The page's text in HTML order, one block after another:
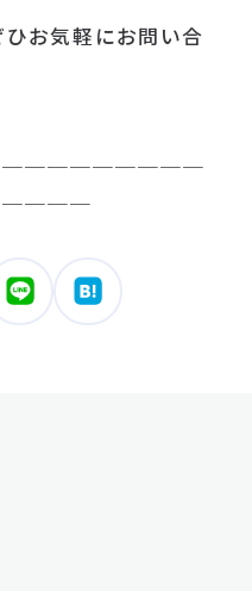
ひお気軽にお問い合